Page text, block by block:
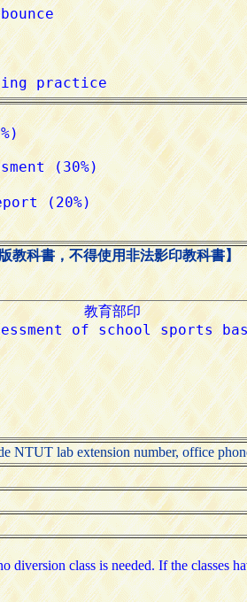
教科書，不得使用非法影印教科書】
NTUT lab extension number, office
diversion class is needed. If the classes